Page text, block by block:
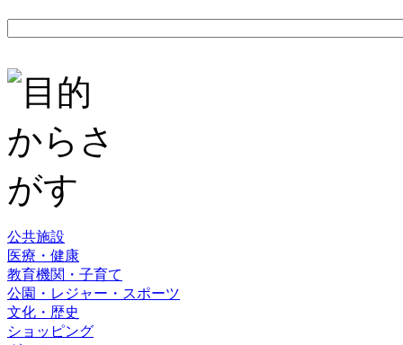
公共施設
医療・健康
教育機関・子育て
公園・レジャー・スポーツ
文化・歴史
ショッピング